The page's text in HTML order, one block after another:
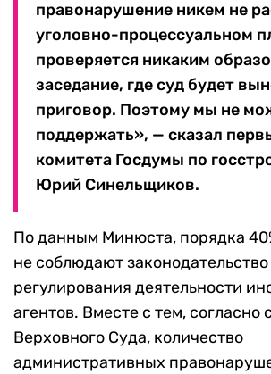
правонарушение никем не
уголовно-процессуальном
проверяется никаким
заседание, где суд будет
приговор. Поэтому мы не
поддержать», — сказал
комитета Госдумы по
Юрий Синельщиков.
По данным Минюста, порядка
не соблюдают
регулирования деятельности
агентов. Вместе с тем, согласно
Верховного Суда, количество
административных